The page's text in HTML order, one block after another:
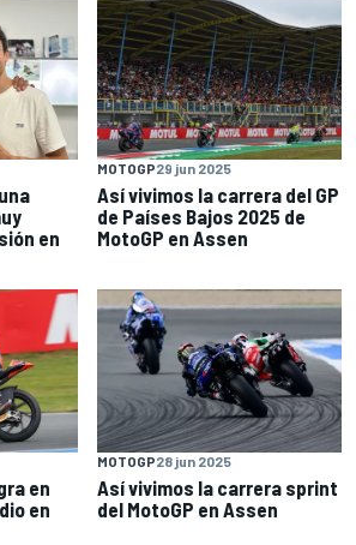
en
MOTOGP29 jun 2025
Así vivimos la carrera del GP
de Países Bajos 2025 de
MotoGP en Assen
en
en
MOTOGP28 jun 2025
Así vivimos la carrera sprint
del MotoGP en Assen